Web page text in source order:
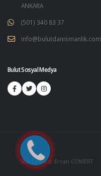
ANKARA
(501) 340 83 37
info@bulutdanismanlik.com
Bulut Sosyal Medya
Site Editörü: Ercan CÖMERT